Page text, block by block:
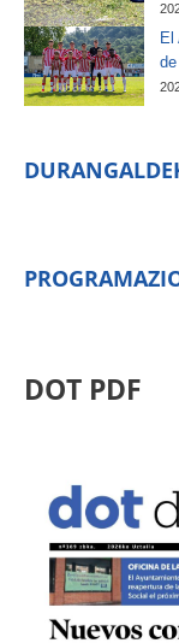
El
DOT PDF